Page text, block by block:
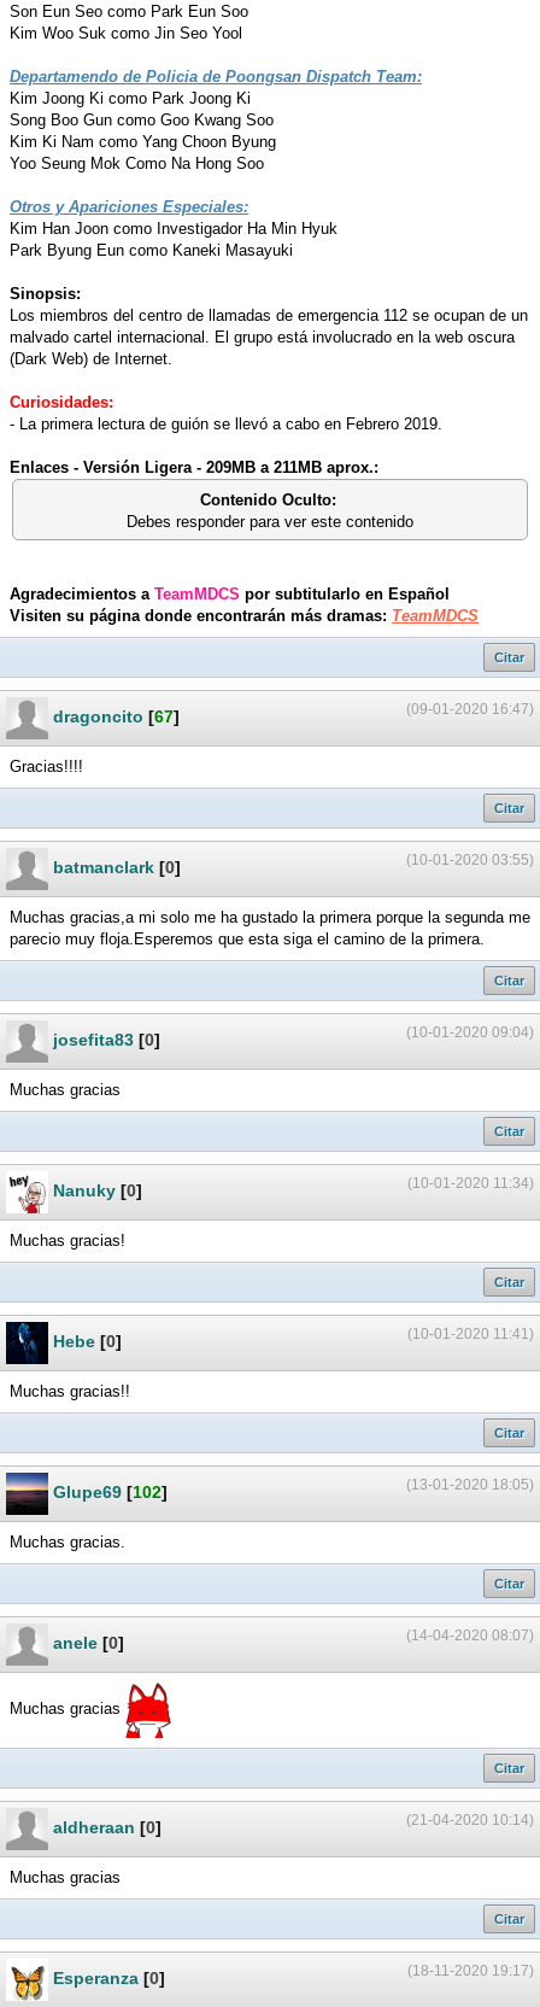
Son Eun Seo como Park Eun Soo
Kim Woo Suk como Jin Seo Yool
Departamendo de Policia de Poongsan Dispatch Team:
Kim Joong Ki como Park Joong Ki
Song Boo Gun como Goo Kwang Soo
Kim Ki Nam como Yang Choon Byung
Yoo Seung Mok Como Na Hong Soo
Otros y Apariciones Especiales:
Kim Han Joon como Investigador Ha Min Hyuk
Park Byung Eun como Kaneki Masayuki
Sinopsis:
Los miembros del centro de llamadas de emergencia 112 se ocupan de un
malvado cartel internacional. El grupo está involucrado en la web oscura
(Dark Web) de Internet.
Curiosidades:
- La primera lectura de guión se llevó a cabo en Febrero 2019.
Enlaces - Versión Ligera - 209MB a 211MB aprox.:
Contenido Oculto:
Debes responder para ver este contenido
Agradecimientos a TeamMDCS por subtitularlo en Español
Visiten su página donde encontrarán más dramas: TeamMDCS
Citar
(09-01-2020 16:47)
dragoncito [67]
Gracias!!!!
Citar
(10-01-2020 03:55)
batmanclark [0]
Muchas gracias,a mi solo me ha gustado la primera porque la segunda me
parecio muy floja.Esperemos que esta siga el camino de la primera.
Citar
(10-01-2020 09:04)
josefita83 [0]
Muchas gracias
Citar
(10-01-2020 11:34)
Nanuky [0]
Muchas gracias!
Citar
(10-01-2020 11:41)
Hebe [0]
Muchas gracias!!
Citar
(13-01-2020 18:05)
Glupe69 [102]
Muchas gracias.
Citar
(14-04-2020 08:07)
anele [0]
Muchas gracias
Citar
(21-04-2020 10:14)
aldheraan [0]
Muchas gracias
Citar
(18-11-2020 19:17)
Esperanza [0]